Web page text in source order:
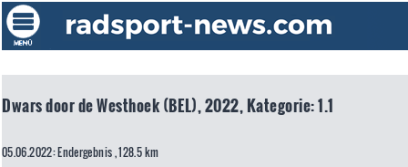
Dwars door de Westhoek (BEL), 2022, Kategorie: 1.1
05.06.2022: Endergebnis , 128.5 km